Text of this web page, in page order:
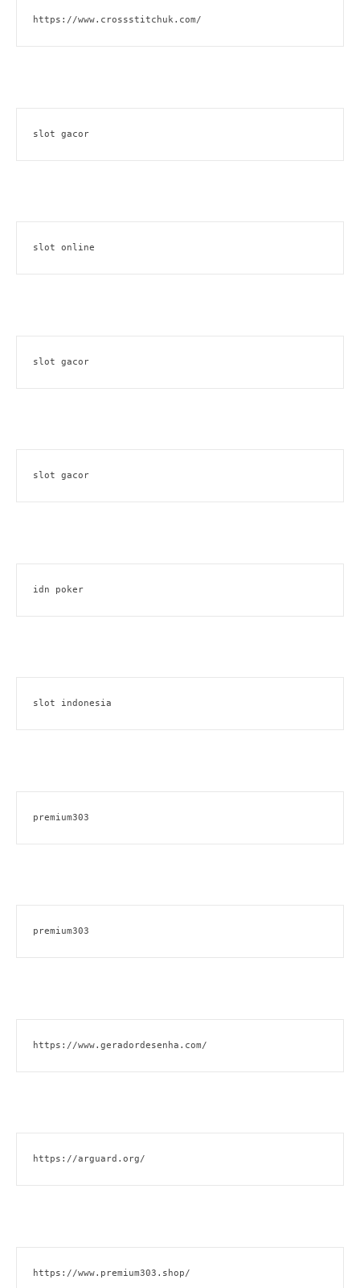
https://www.crossstitchuk.com/
slot gacor
slot online
slot gacor
slot gacor
idn poker
slot indonesia
premium303
premium303
https://www.geradordesenha.com/
https://arguard.org/
https://www.premium303.shop/